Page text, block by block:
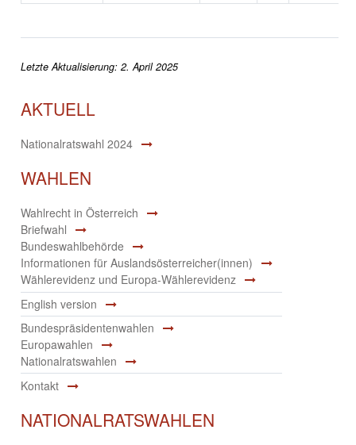
Letzte Aktualisierung: 2. April 2025
AKTUELL
Nationalratswahl 2024
WAHLEN
Wahlrecht in Österreich
Briefwahl
Bundeswahlbehörde
Informationen für Auslandsösterreicher(innen)
Wählerevidenz und Europa-Wählerevidenz
English version
Bundespräsidentenwahlen
Europawahlen
Nationalratswahlen
Kontakt
NATIONALRATSWAHLEN